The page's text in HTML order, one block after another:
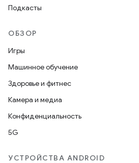
Подкасты
ОБЗОР
Игры
Машинное обучение
Здоровье и фитнес
Камера и медиа
Конфиденциальность
5G
УСТРОЙСТВА ANDROID